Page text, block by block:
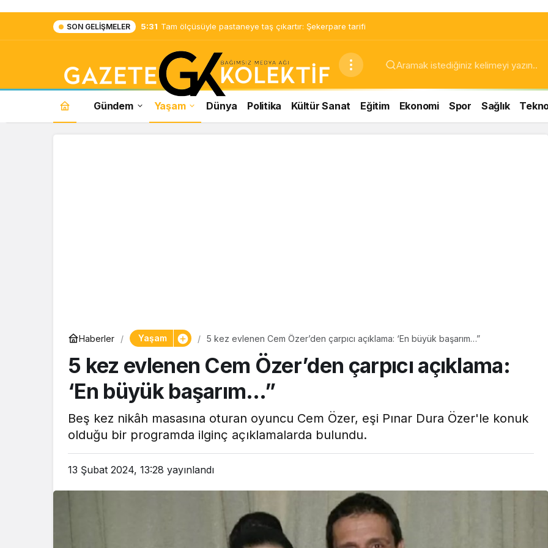
SON GELIŞMELER 5:31 Tam ölçüsüyle pastaneye taş çıkartır: Şekerpare tarifi
Gündem Yaşam Dünya Politika Kültür Sanat Eğitim Ekonomi Spor Sağlık
Haberler Yaşam 5 kez evlenen Cem Özer’den çarpıcı açıklama: ‘En büyük başarım…”
5 kez evlenen Cem Özer’den çarpıcı açıklama:
‘En büyük başarım…”
Beş kez nikâh masasına oturan oyuncu Cem Özer, eşi Pınar Dura Özer'le konuk
olduğu bir programda ilginç açıklamalarda bulundu.
13 Şubat 2024, 13:28 yayınlandı
pastaneye taş çıkartır:
Şekerpare tarifi
Çayın yanına çok
yakışacak bir mucize:
Brownie tadında ıslak